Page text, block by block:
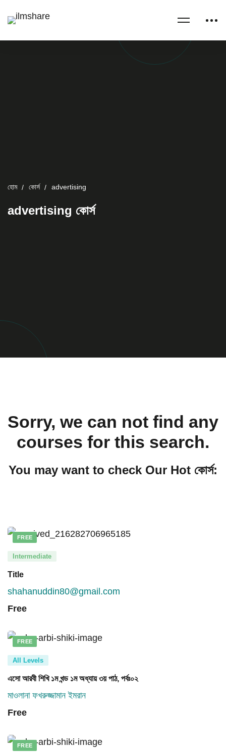
হোম কোর্স advertising
advertising কোর্স
Sorry, we can not find any
courses for this search.
You may want to check Our Hot কোর্স:
FREE
Intermediate
Title
shahanuddin80@gmail.com
Free
FREE
All Levels
এসো আরবী শিখি ১ম খন্ড ১ম অধ্যায় ৩য় পাঠ, পর্বঃ০২
মাওলানা ফখরুজ্জামান ইমরান
Free
FREE